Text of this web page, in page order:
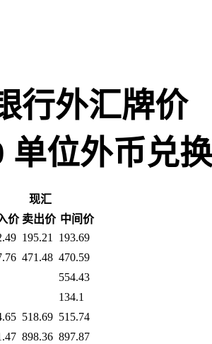
行外汇牌价
单位外币兑
现汇
价 卖出价 中间价
195.21
193.69
471.48 470.59
554.43
134.1
518.69 515.74
898.36 897.87